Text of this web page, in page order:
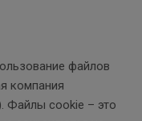
файлов
компания
Файлы cookie – это